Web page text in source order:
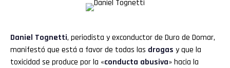
Daniel Tognetti, periodista y exconductor de Duro de Domar,
manifestó que está a favor de todas las drogas y que la
toxicidad se produce por la «conducta abusiva» hacia la